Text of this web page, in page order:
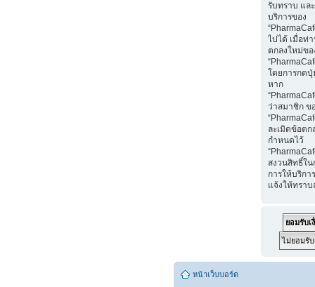
รับทราบ แล
บริการของ
ไปได้ เมื่อท่
ตกลงใหม่ขอ
โดยการกดปุ่
หาก
ว่าสมาชิก ข
ละเมิดข้อตก
กำหนดไว้
สงวนสิทธิ์ใน
การให้บริกา
แจ้งให้ทรา
หน้าเว็บบอร์ด